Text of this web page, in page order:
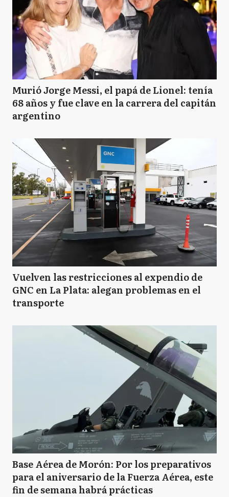
Murió Jorge Messi, el papá de Lionel: tenía
68 años y fue clave en la carrera del capitán
argentino
Vuelven las restricciones al expendio de
GNC en La Plata: alegan problemas en el
transporte
Base Aérea de Morón: Por los preparativos
para el aniversario de la Fuerza Aérea, este
fin de semana habrá prácticas